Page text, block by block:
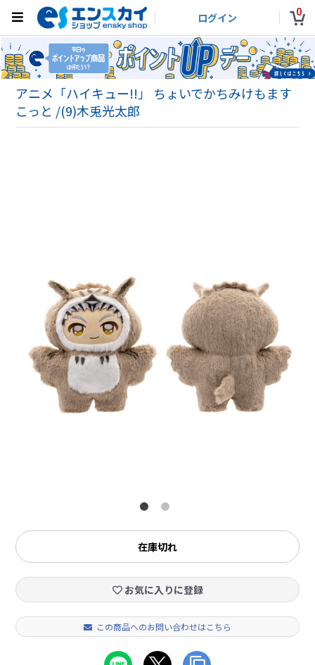
ログイン 0
アニメ「ハイキュー!!」 ちょいでかちみけもます
こっと /(9)木兎光太郎
在庫切れ
お気に入りに登録
この商品へのお問い合わせはこちら